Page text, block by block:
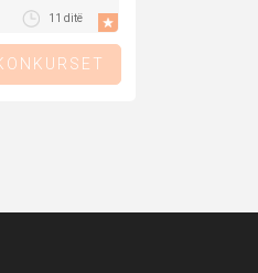
11 ditë